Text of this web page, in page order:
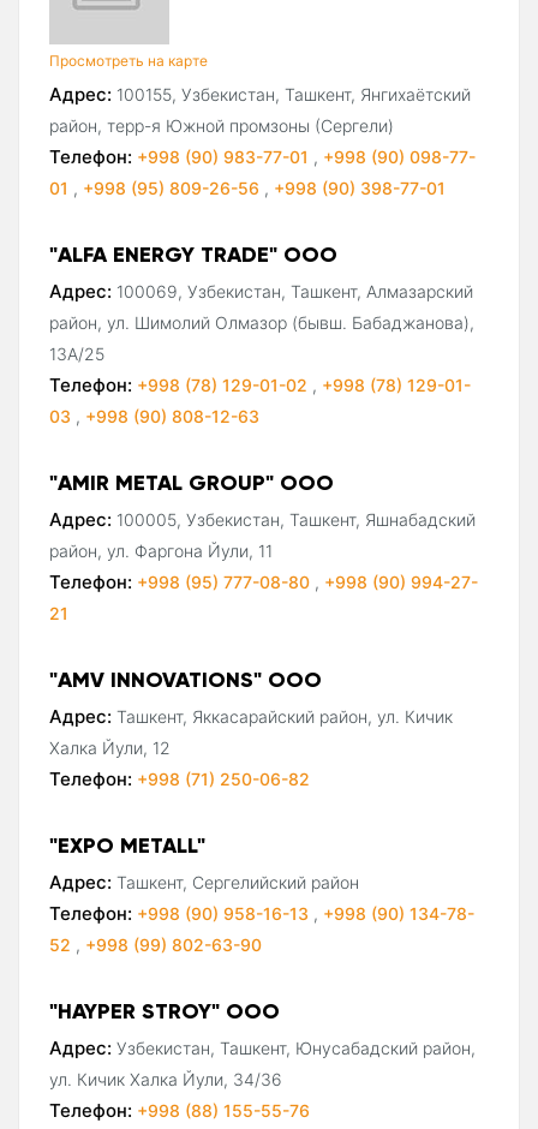
Просмотреть на карте
Адрес: 100155, Узбекистан, Ташкент, Янгихаётский
район, терр-я Южной промзоны (Сергели)
Телефон: +998 (90) 983-77-01 , +998 (90) 098-77-
01 , +998 (95) 809-26-56 , +998 (90) 398-77-01
"ALFA ENERGY TRADE" ООО
Адрес: 100069, Узбекистан, Ташкент, Алмазарский
район, ул. Шимолий Олмазор (бывш. Бабаджанова),
13А/25
Телефон: +998 (78) 129-01-02 , +998 (78) 129-01-
03 , +998 (90) 808-12-63
"AMIR METAL GROUP" ООО
Адрес: 100005, Узбекистан, Ташкент, Яшнабадский
район, ул. Фаргона Йули, 11
Телефон: +998 (95) 777-08-80 , +998 (90) 994-27-
21
"AMV INNOVATIONS" ООО
Адрес: Ташкент, Яккасарайский район, ул. Кичик
Халка Йули, 12
Телефон: +998 (71) 250-06-82
"EXPO METALL"
Адрес: Ташкент, Сергелийский район
Телефон: +998 (90) 958-16-13 , +998 (90) 134-78-
52 , +998 (99) 802-63-90
"HAYPER STROY" ООО
Адрес: Узбекистан, Ташкент, Юнусабадский район,
ул. Кичик Халка Йули, 34/36
Телефон: +998 (88) 155-55-76